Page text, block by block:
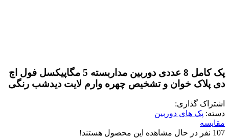
پک کامل 8 عددی دوربین مداربسته 5 مگاپیکسل فول اچ
دی پلاک خوان و تشخیص چهره وارم لایت دیدشب رنگی
اشتراک گذاری:
دسته: پک های دوربین
مقایسه
107 نفر در حال مشاهده این محصول هستند!